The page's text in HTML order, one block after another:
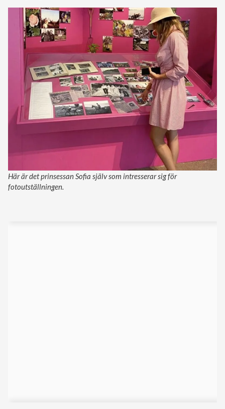
Här är det prinsessan Sofia själv som intresserar sig för
fotoutställningen.